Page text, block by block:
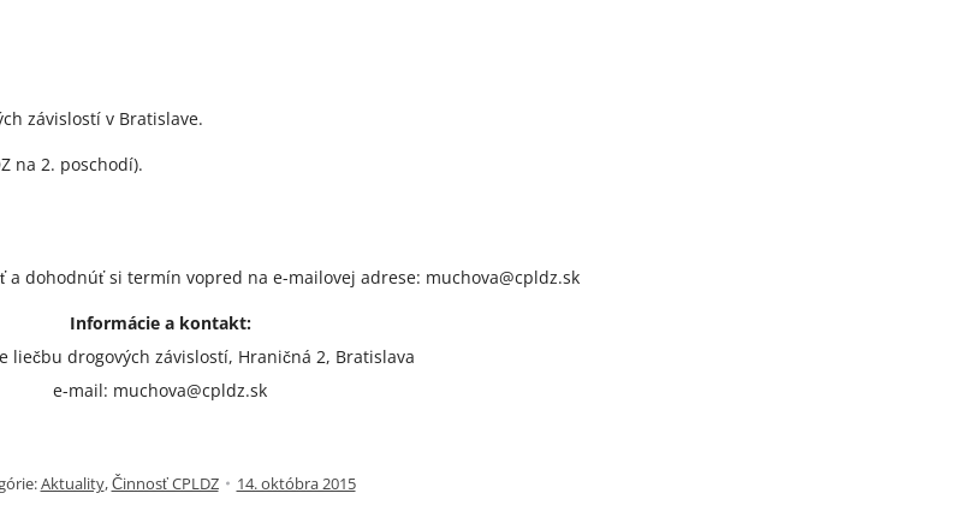
závislostí v Bratislave.
na 2. poschodí).
a dohodnúť si termín vopred na e-mailovej adrese: muchova@cpldz.sk
Informácie a kontakt:
liečbu drogových závislostí, Hraničná 2, Bratislava
e-mail: muchova@cpldz.sk
Aktuality,Činnosť CPLDZ 14. októbra 2015